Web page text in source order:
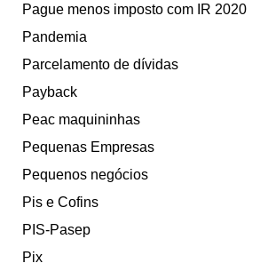
Pague menos imposto com IR 2020
Pandemia
Parcelamento de dívidas
Payback
Peac maquininhas
Pequenas Empresas
Pequenos negócios
Pis e Cofins
PIS-Pasep
Pix